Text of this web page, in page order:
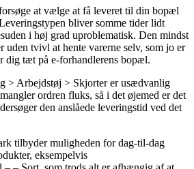
at vælge at få leveret til din bopæl
bliver somme tider lidt
i høj grad uproblematisk. Den mindst
uden tvivl at hente varerne selv, som jo er
dig tæt på e-forhandlerens bopæl.
> Arbejdstøj > Skjorter er usædvanlig
ordren fluks, så i det øjemed er det
den anslåede leveringstid ved det
tilbyder muligheden for dag-til-dag
eksempelvis